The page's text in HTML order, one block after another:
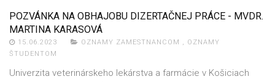
POZVÁNKA NA OBHAJOBU DIZERTAČNEJ PRÁCE - MVDR.
MARTINA KARASOVÁ
15.06.2023 OZNAMY ZAMESTNANCOM , OZNAMY
ŠTUDENTOM
Univerzita veterinárskeho lekárstva a farmácie v Košiciach